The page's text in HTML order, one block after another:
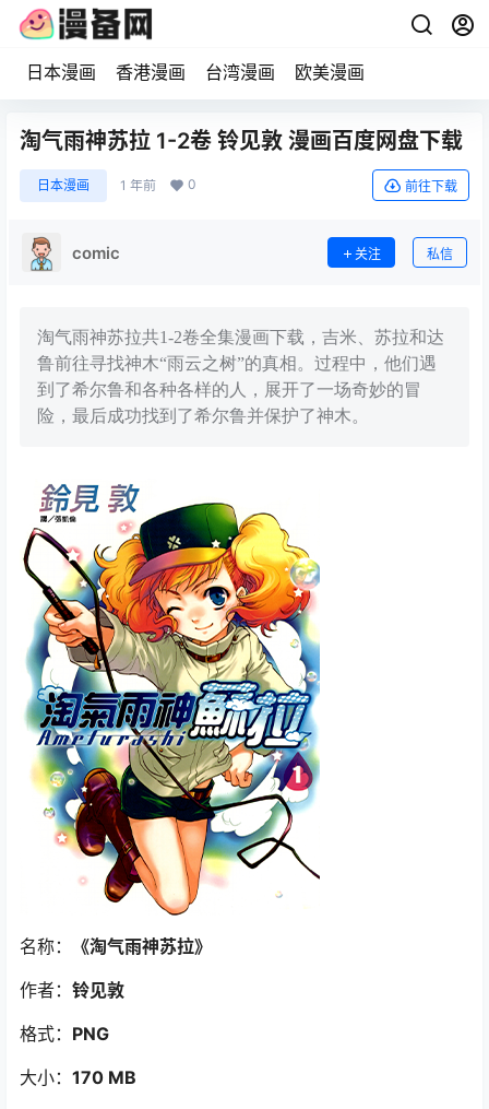
日本漫画 香港漫画 台湾漫画 欧美漫画
淘气雨神苏拉 1-2卷 铃见敦 漫画百度网盘下载
日本漫画 1 年前 0 前往下载
comic 关注 私信
淘气雨神苏拉共1-2卷全集漫画下载，吉米、苏拉和达
鲁前往寻找神木“雨云之树”的真相。过程中，他们遇
到了希尔鲁和各种各样的人，展开了一场奇妙的冒
险，最后成功找到了希尔鲁并保护了神木。
名称：
《淘气雨神苏拉》
作者： 铃见敦
格式： PNG
大小： 170 MB